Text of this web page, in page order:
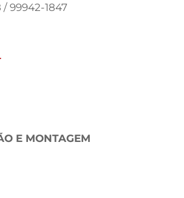
/ 99942-1847
E MONTAGEM